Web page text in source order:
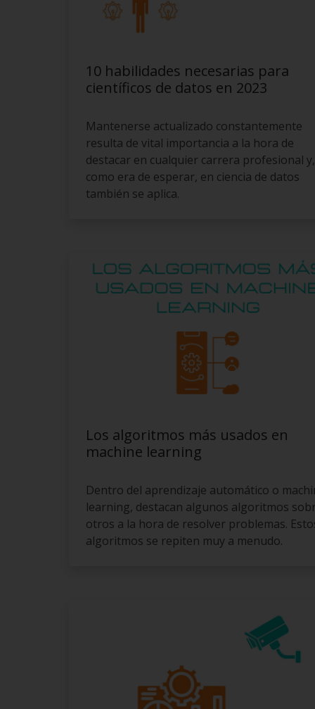
10 habilidades necesarias para
científicos de datos en 2023
Mantenerse actualizado constantemente
resulta de vital importancia a la hora de
destacar en cualquier carrera profesional y,
como era de esperar, en ciencia de datos
también se aplica.
Los algoritmos más usados en
machine learning
Dentro del aprendizaje automático o
learning, destacan algunos algoritmos
otros a la hora de resolver problemas.
algoritmos se repiten muy a menudo.